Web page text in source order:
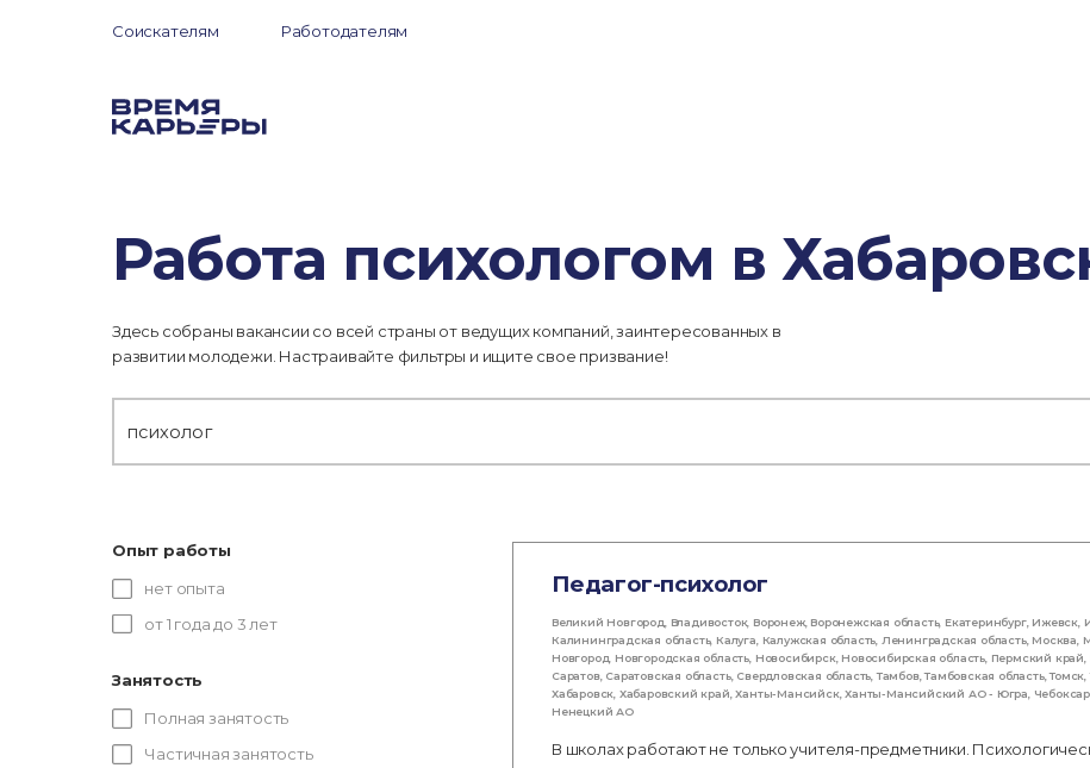
Соискателям Работодателям
Работа психологом в
Здесь собраны вакансии со всей страны от ведущих компаний, заинтересованных в
развитии молодежи. Настраивайте фильтры и ищите свое призвание!
Опыт работы
нет опыта
от 1 года до 3 лет
Занятость
Полная занятость
Частичная занятость
Педагог-психолог
Великий Новгород Владивосток, Воронеж, Воронежская область, Екатеринбург, Ижевск,
Калининградская область, Калуга Калужская область Ленинградская область, Москва
Новгород Новгородская область Новосибирск, Новосибирская область, Пермский край
Саратов, Саратовская область, Свердловская область ,Тамбов,Тамбовская область,Томск ,
Хабаровск Хабаровский край ,Ханты-Мансийск,Ханты-Мансийский АО - Югра
Ненецкий АО
В школах работают не только учителя-предметники.